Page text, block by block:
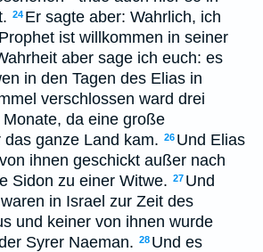
24 Er sagte aber: Wahrlich, ich
ist willkommen in seiner
aber sage ich euch: es
in den Tagen des Elias in
verschlossen ward drei
da eine große
ganze Land kam. 26 Und Elias
ihnen geschickt außer nach
Sidon zu einer Witwe. 27 Und
in Israel zur Zeit des
und keiner von ihnen wurde
Syrer Naeman. 28 Und es